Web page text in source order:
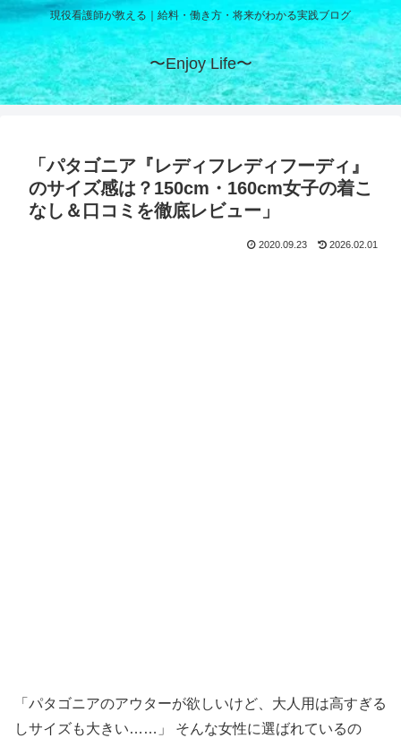
現役看護師が教える｜給料・働き方・将来がわかる実践ブログ
〜Enjoy Life〜
「パタゴニア『レディフレディフーディ』
のサイズ感は？150cm・160cm女子の着こ
なし＆口コミを徹底レビュー」
2020.09.23 2026.02.01
「パタゴニアのアウターが欲しいけど、大人用は高すぎる
しサイズも大きい……」 そんな女性に選ばれているの